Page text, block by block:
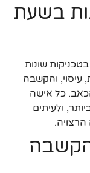
בשעת
שונות
עיסוי, והקשבה
כל אישה
ולעיתים
הרצויה.